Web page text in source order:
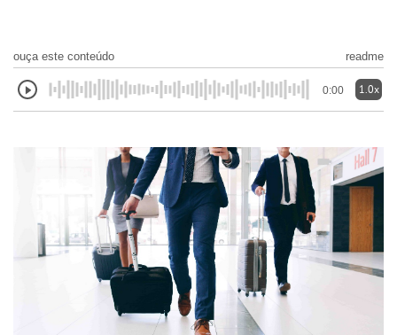
ouça este conteúdo readme
0:00 1.0x